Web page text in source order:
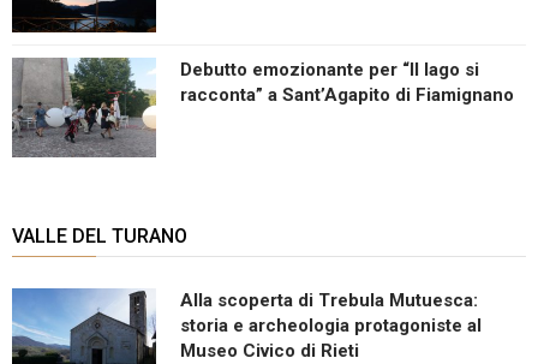
Debutto emozionante per “Il lago si
racconta” a Sant’Agapito di Fiamignano
VALLE DEL TURANO
Alla scoperta di Trebula Mutuesca:
storia e archeologia protagoniste al
Museo Civico di Rieti